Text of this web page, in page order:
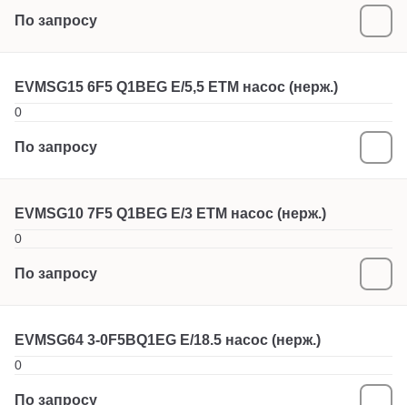
По запросу
EVMSG15 6F5 Q1BEG E/5,5 ETM насос (нерж.)
0
По запросу
EVMSG10 7F5 Q1BEG E/3 ETM насос (нерж.)
0
По запросу
EVMSG64 3-0F5BQ1EG E/18.5 насос (нерж.)
0
По запросу